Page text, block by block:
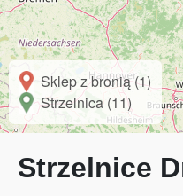
Sklep z bronią (1)
Strzelnica (11)
Strzelnice